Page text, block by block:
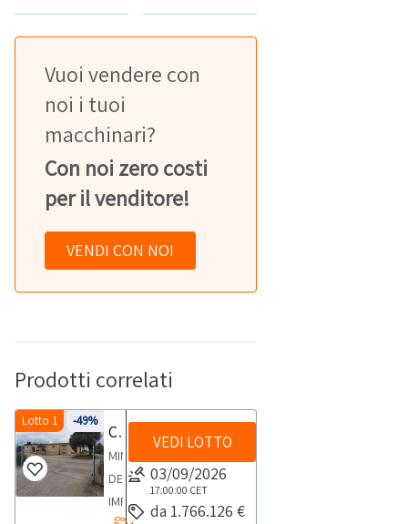
Vuoi vendere con
noi i tuoi
macchinari?
Con noi zero costi
per il venditore!
VENDI CON NOI
Prodotti correlati
-49%
Lotto 1
Cessione del compendio aziendale dedito alle attività nel settore dei prodotti ortofrutticoli
MINISTERO
DELLE
IMPRESE
VEDI LOTTO
03/09/2026
17:00:00 CET
da 1.766.126 €